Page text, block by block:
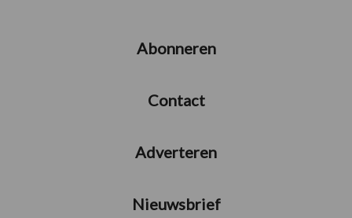
Abonneren
Contact
Adverteren
Nieuwsbrief